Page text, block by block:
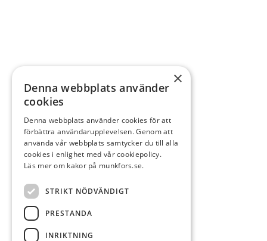
×
Denna webbplats använder
cookies
Denna webbplats använder cookies för att
förbättra användarupplevelsen. Genom att
använda vår webbplats samtycker du till alla
cookies i enlighet med vår cookiepolicy.
Läs mer om kakor på munkfors.se.
STRIKT NÖDVÄNDIGT
PRESTANDA
INRIKTNING